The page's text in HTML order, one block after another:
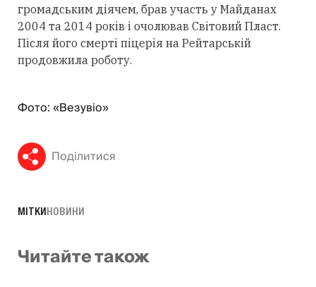
громадським діячем, брав участь у Майданах
2004 та 2014 років і очолював Світовий Пласт.
Після його смерті піцерія на Рейтарській
продовжила роботу.
Фото: «Везувіо»
Поділитися
МІТКИНОВИНИ
Читайте також